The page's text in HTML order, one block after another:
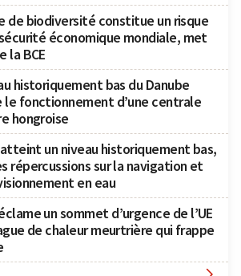
de biodiversité constitue un risque
économique mondiale, met
la BCE
historiquement bas du Danube
le fonctionnement d’une centrale
hongroise
atteint un niveau historiquement bas,
répercussions sur la navigation et
en eau
un sommet d’urgence de l’UE
de chaleur meurtrière qui frappe